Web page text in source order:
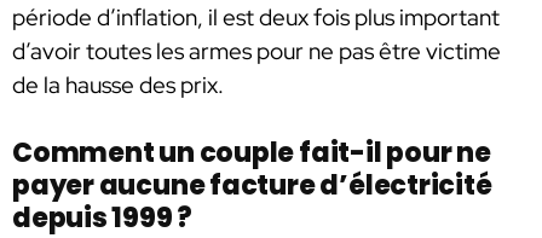
période d’inflation, il est deux fois plus important
d’avoir toutes les armes pour ne pas être victime
de la hausse des prix.
Comment un couple fait-il pour ne
payer aucune facture d’électricité
depuis 1999 ?